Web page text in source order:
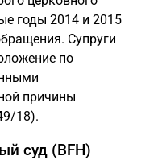
годы 2014 и 2015
Супруги
по
причины
18).
суд (BFH)